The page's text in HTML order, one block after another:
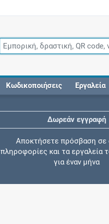
Κωδικοποιήσεις Εργαλεία
Δωρεάν εγγραφή
Αποκτήσετε πρόσβαση σε
πληροφορίες και τα εργαλεία
για έναν μήνα